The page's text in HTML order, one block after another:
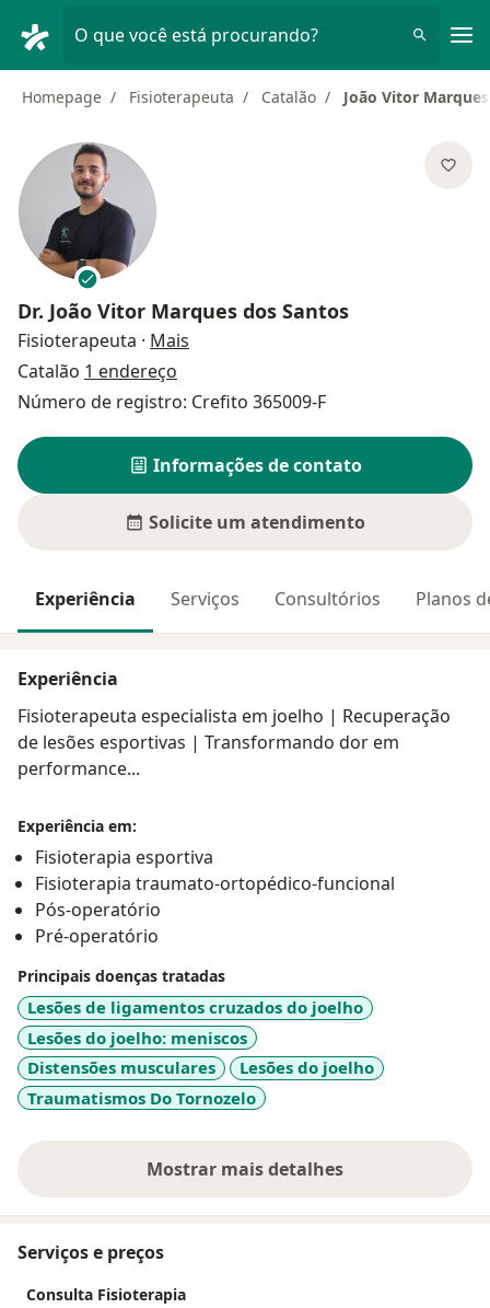
O que você está procurando?
Homepage Fisioterapeuta Catalão João Vitor
Dr. João Vitor Marques dos Santos
Fisioterapeuta · Mais
Catalão 1 endereço
Número de registro: Crefito 365009-F
Informações de contato
Solicite um atendimento
Experiência Serviços Consultórios Planos
Experiência
Fisioterapeuta especialista em joelho | Recuperação
de lesões esportivas | Transformando dor em
performance...
Experiência em:
Fisioterapia esportiva
Fisioterapia traumato-ortopédico-funcional
Pós-operatório
Pré-operatório
Principais doenças tratadas
Lesões de ligamentos cruzados do joelho
Lesões do joelho: meniscos
Distensões musculares
Lesões do joelho
Traumatismos Do Tornozelo
Mostrar mais detalhes
sobre a experiência
Serviços e preços
Consulta Fisioterapia